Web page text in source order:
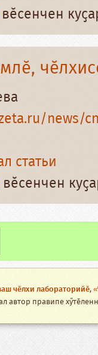
news/
статьи
вӗсенчен
чӗлхи лабораторийӗ,
автор правипе